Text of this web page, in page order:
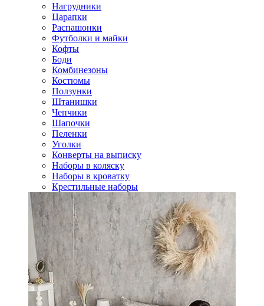
Нагрудники
Царапки
Распашонки
Футболки и майки
Кофты
Боди
Комбинезоны
Костюмы
Ползунки
Штанишки
Чепчики
Шапочки
Пеленки
Уголки
Конверты на выписку
Наборы в коляску
Наборы в кроватку
Крестильные наборы